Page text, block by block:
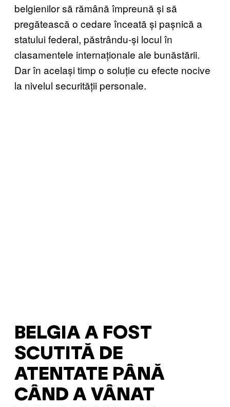
belgienilor să rămână împreună și să
pregătească o cedare înceată și pașnică a
statului federal, păstrându-și locul în
clasamentele internaționale ale bunăstării.
Dar în același timp o soluție cu efecte nocive
la nivelul securității personale.
BELGIA A FOST
SCUTITĂ DE
ATENTATE PÂNĂ
CÂND A VÂNAT